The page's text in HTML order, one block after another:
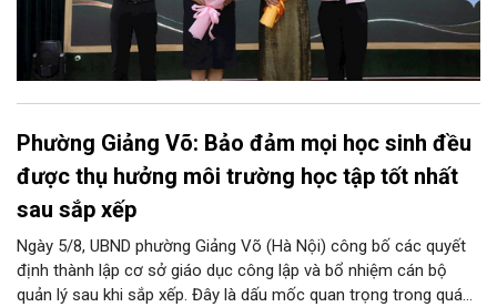
Phường Giảng Võ: Bảo đảm mọi học sinh đều
được thụ hưởng môi trường học tập tốt nhất
sau sắp xếp
Ngày 5/8, UBND phường Giảng Võ (Hà Nội) công bố các quyết
định thành lập cơ sở giáo dục công lập và bổ nhiệm cán bộ
quản lý sau khi sắp xếp. Đây là dấu mốc quan trọng trong quá